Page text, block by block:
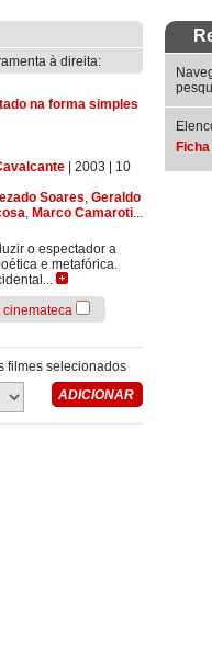
à direita:
na forma simples
| 2003
| 10
Soares, Geraldo
, Marco Camaroti...
o espectador a
e metafórica.
filmes selecionados